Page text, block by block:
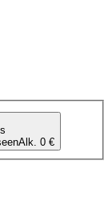
Alk. 0 €